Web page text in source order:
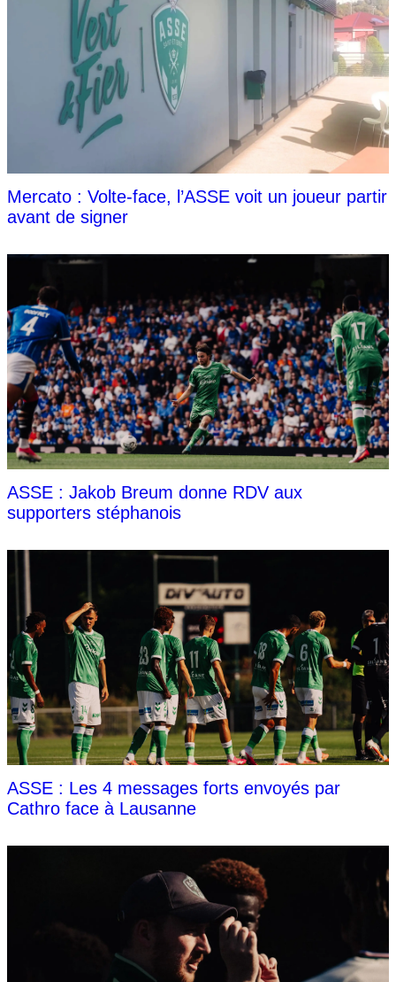
Mercato : Volte-face, l’ASSE voit un joueur partir
avant de signer
ASSE : Jakob Breum donne RDV aux
supporters stéphanois
ASSE : Les 4 messages forts envoyés par
Cathro face à Lausanne